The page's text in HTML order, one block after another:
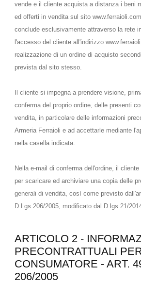
vende e il cliente acquista a distanza i beni
ed offerti in vendita sul sito
conclude esclusivamente attraverso la rete
l'accesso del cliente all'indirizzo
realizzazione di un ordine di acquisto
prevista dal sito stesso.
Il cliente si impegna a prendere visione,
conferma del proprio ordine, delle presenti
vendita, in particolare delle informazioni
Armeria Ferraioli e ad accettarle mediante
nella casella indicata.
Nella e-mail di conferma dell'ordine, il
per scaricare ed archiviare una copia delle
generali di vendita, così come previsto
D.Lgs 206/2005, modificato dal D.lgs 21/
ARTICOLO 2 -
PRECONTRATTUALI
CONSUMATORE - ART.
206/2005